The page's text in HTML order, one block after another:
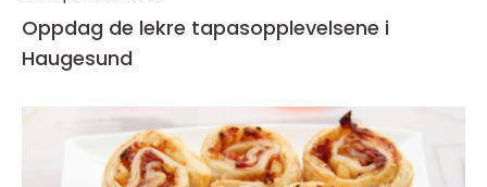
Oppdag de lekre tapasopplevelsene i
Haugesund